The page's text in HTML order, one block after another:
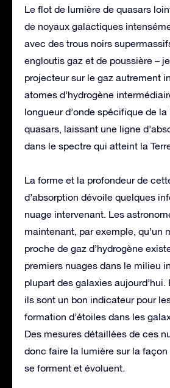
Le flot de lumière de quasars
de noyaux galactiques
avec des trous noirs
engloutis gaz et de poussière –
projecteur sur le gaz autrement
atomes d’hydrogène
longueur d’onde spécifique de
quasars, laissant une ligne
dans le spectre qui atteint la
La forme et la profondeur de
d’absorption dévoile quelques
nuage intervenant. Les
maintenant, par exemple, qu’un
proche de gaz d’hydrogène
premiers nuages dans le milieu
plupart des galaxies aujourd’hui.
ils sont un bon indicateur pour
formation d’étoiles dans les
Des mesures détaillées de ces
donc faire la lumière sur la
se forment et évoluent.